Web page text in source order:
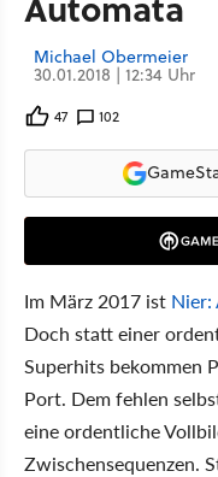
Michael Obermeier
30.01.2018 | 12:34 Uhr
47 102
Im März 2017 ist Nier:
Doch statt einer
Superhits bekommen
Port. Dem fehlen
eine ordentliche
Zwischensequenzen.